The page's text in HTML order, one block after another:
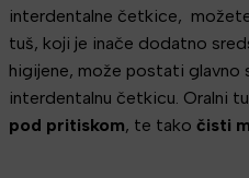
interdentalne četkice,
tuš, koji je inače dodatno
higijene, može postati
interdentalnu četkicu. Oralni
pod pritiskom, te tako čisti